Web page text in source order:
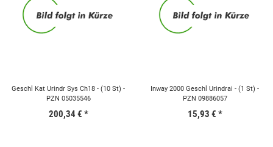
Geschl Kat Urindr Sys Ch18 - (10 St) -
PZN 05035546
200,34 € *
Inway 2000 Geschl Urindrai - (1 St) -
PZN 09886057
15,93 € *